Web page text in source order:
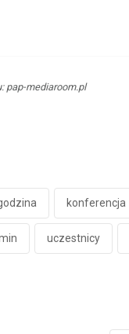
pap-mediaroom.pl
konferencja
uczestnicy